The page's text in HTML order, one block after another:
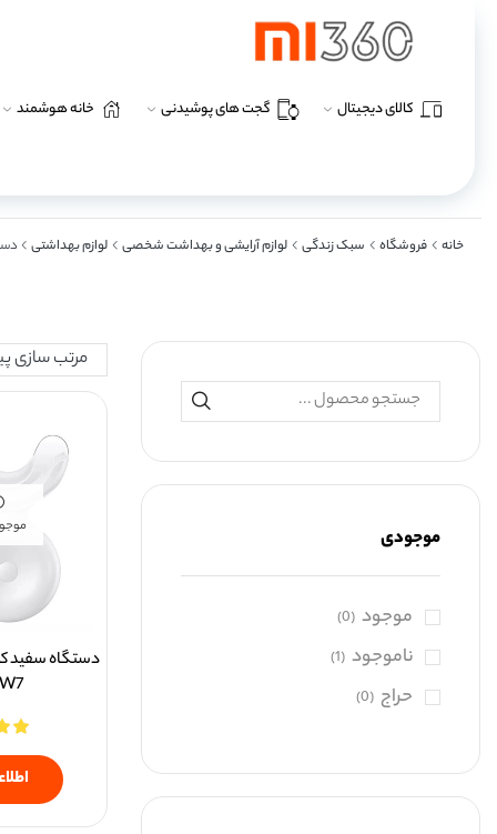
کالای دیجیتال گجت های پوشیدنی خانه هوشمند
خانه فروشگاه سبک زندگی لوازم آرایشی و بهداشت شخصی لوازم بهداشتی
دستگاه سفید
موجودی
موجود (0)
ناموجود (1)
حراج (0)